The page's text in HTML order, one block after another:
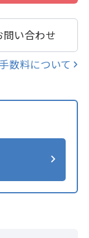
問い合わせ
数料について